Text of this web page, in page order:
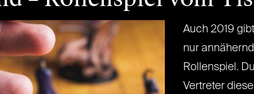
Auch 2019
nur
Rollenspiel.
Vertreter